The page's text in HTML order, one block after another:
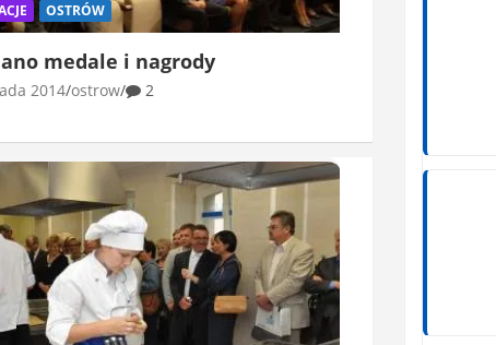
OSTRÓW
medale i nagrody
2014 ostrow 2